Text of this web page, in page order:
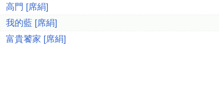
高門 [席絹]
我的藍 [席絹]
富貴饕家 [席絹]